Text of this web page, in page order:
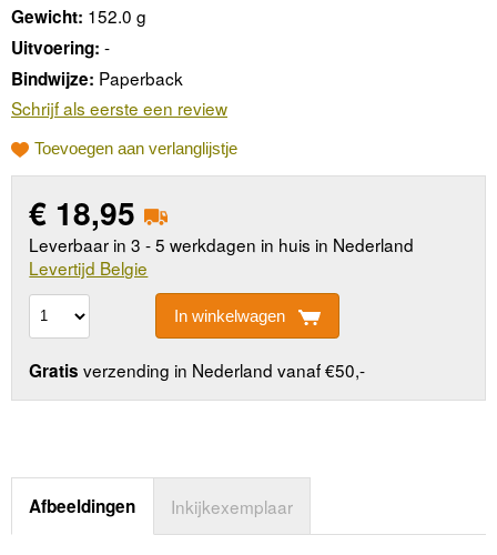
Gewicht: 152.0 g
Uitvoering: -
Bindwijze: Paperback
Schrijf als eerste een review
Toevoegen aan verlanglijstje
€ 18,95
Leverbaar in 3 - 5 werkdagen in huis in Nederland
Levertijd Belgie
In winkelwagen
Gratis verzending in Nederland vanaf €50,-
Afbeeldingen Inkijkexemplaar